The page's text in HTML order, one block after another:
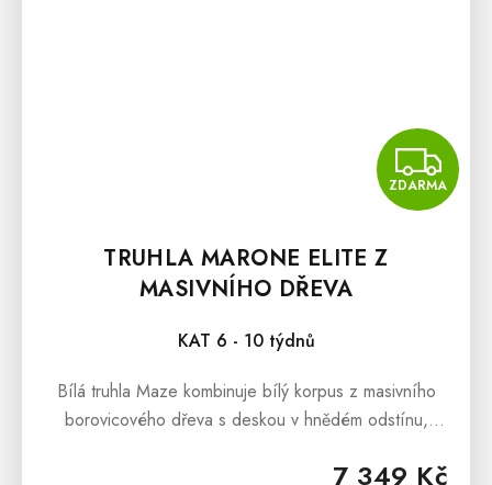
ZDARMA
TRUHLA MARONE ELITE Z
MASIVNÍHO DŘEVA
KAT 6 - 10 týdnů
7 349 Kč
Bílá truhla Maze kombinuje bílý korpus z masivního
borovicového dřeva s deskou v hnědém odstínu,